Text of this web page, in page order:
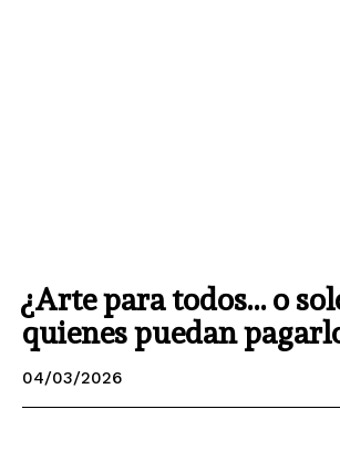
¿Arte para todos… o
quienes puedan
04/03/2026